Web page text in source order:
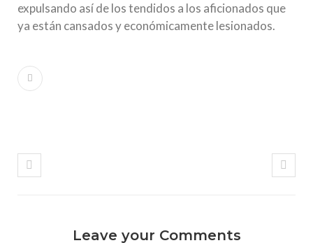
expulsando así de los tendidos a los aficionados que
ya están cansados y económicamente lesionados.
Leave your Comments